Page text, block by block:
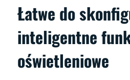
Łatwe do
inteligentne
oświetleniowe